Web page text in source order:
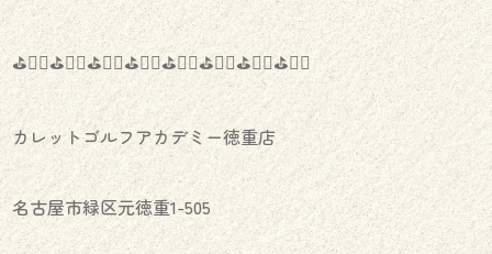
⛳️🏌️‍♂️⛳️🏌️‍♀️⛳️🏌️‍♂️⛳️🏌️‍♀️⛳️🏌️‍♂️⛳️🏌️‍♀️⛳️🏌️‍♂️⛳️🏌️‍♀️
カレットゴルフアカデミー徳重店
名古屋市緑区元徳重1-505